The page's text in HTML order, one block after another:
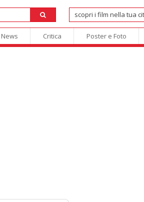
News Critica Poster e Foto